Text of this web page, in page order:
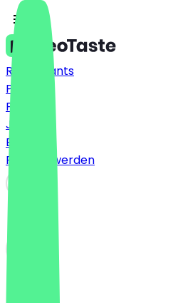
Restaurants
Preise
FAQ
Jobs
Blog
Partner werden